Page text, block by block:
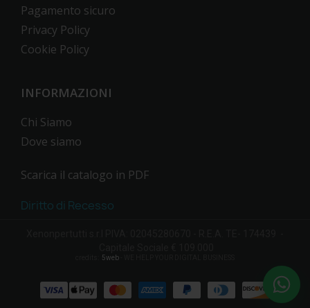
Pagamento sicuro
Privacy Policy
Cookie Policy
INFORMAZIONI
Chi Siamo
Dove siamo
Scarica il catalogo in PDF
Diritto di Recesso
5web